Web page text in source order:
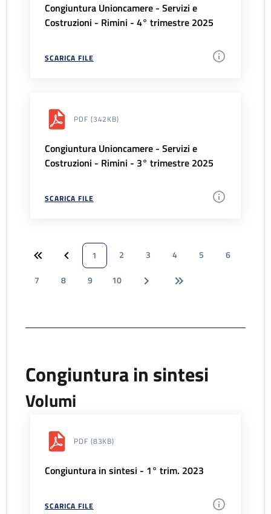
Congiuntura Unioncamere - Servizi e
Costruzioni - Rimini - 4° trimestre 2025
SCARICA FILE
PDF (342KB)
Congiuntura Unioncamere - Servizi e
Costruzioni - Rimini - 3° trimestre 2025
SCARICA FILE
1 2 3 4 5
6
7
8 9 10
Congiuntura in sintesi
Volumi
PDF (83KB)
Congiuntura in sintesi - 1° trim. 2023
SCARICA FILE